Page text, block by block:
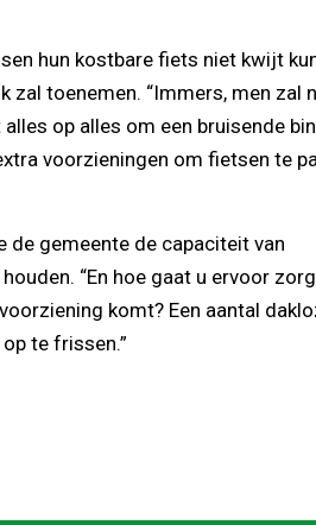
hun kostbare fiets niet kwijt
zal toenemen. “Immers, men zal
op alles om een bruisende
voorzieningen om fietsen te
de gemeente de capaciteit van
“En hoe gaat u ervoor
komt? Een aantal
te frissen.”